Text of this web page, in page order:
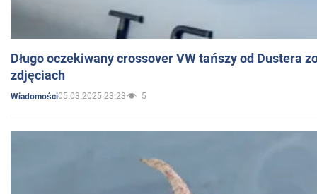
Długo oczekiwany crossover VW tańszy od Dustera
zdjęciach
Wiadomości05.03.2025 23:23 5